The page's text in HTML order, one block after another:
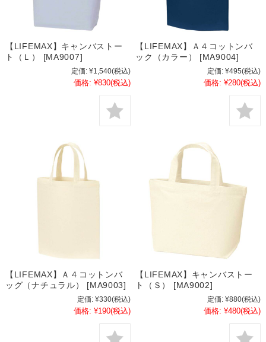
【LIFEMAX】キャンバストー
ト（Ｌ） [MA9007]
定価: ¥1,540(税込)
価格: ¥830(税込)
【LIFEMAX】Ａ４コットンバ
ック（カラー） [MA9004]
定価: ¥495(税込)
価格: ¥280(税込)
【LIFEMAX】Ａ４コットンバ
ッグ（ナチュラル） [MA9003]
定価: ¥330(税込)
価格: ¥190(税込)
【LIFEMAX】キャンバストー
ト（Ｓ） [MA9002]
定価: ¥880(税込)
価格: ¥480(税込)